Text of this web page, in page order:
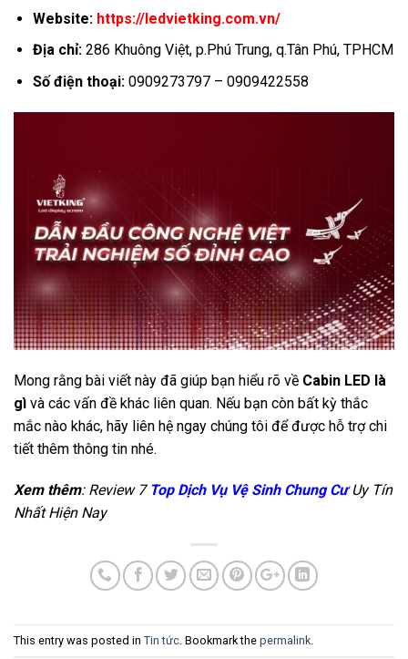
Website: https://ledvietking.com.vn/
Địa chỉ:286 Khuông Việt, p.Phú Trung, q.Tân Phú, TPHCM
Số điện thoại:0909273797 – 0909422558
Mong rằng bài viết này đã giúp bạn hiểu rõ về Cabin LED là
gì và các vấn đề khác liên quan. Nếu bạn còn bất kỳ thắc
mắc nào khác, hãy liên hệ ngay chúng tôi để được hỗ trợ chi
tiết thêm thông tin nhé.
Xem thêm: Review 7 Top Dịch Vụ Vệ Sinh Chung CưUy Tín
Nhất Hiện Nay
This entry was posted in Tin tức . Bookmark the permalink